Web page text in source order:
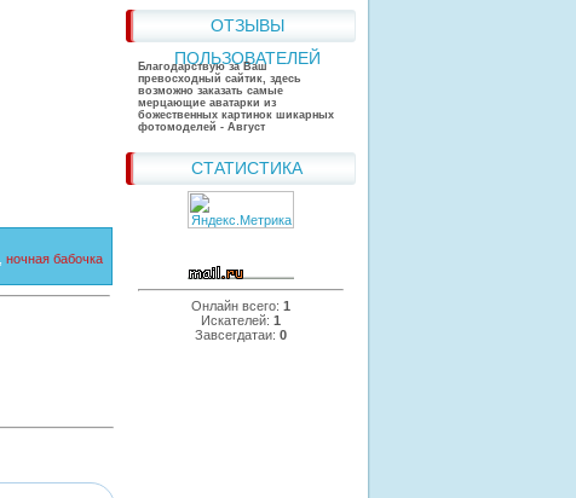
ОТЗЫВЫ
ПОЛЬЗОВАТЕЛЕЙ
Благодарствую за Ваш
превосходный сайтик, здесь
возможно заказать самые
мерцающие аватарки из
божественных картинок шикарных
фотомоделей - Август
СТАТИСТИКА
Онлайн всего: 1
Искателей: 1
Завсегдатаи: 0
ночная бабочка